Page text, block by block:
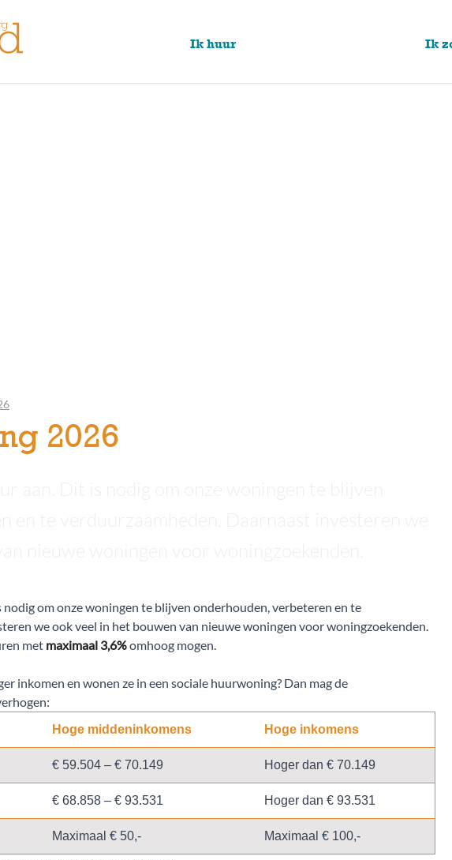
Ik huur Ik
2026
nodig om onze woningen te blijven onderhouden, verbeteren en te
we ook veel in het bouwen van nieuwe woningen voor woningzoekenden.
met maximaal 3,6%omhoog mogen.
inkomen en wonen ze in een sociale huurwoning? Dan mag de
Hoge middeninkomens Hoge inkomens
€ 59.504 – € 70.149 Hoger dan € 70.149
€ 68.858 – € 93.531 Hoger dan € 93.531
Maximaal € 50,- Maximaal € 100,-